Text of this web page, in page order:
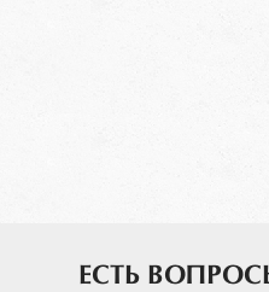
ЕСТЬ